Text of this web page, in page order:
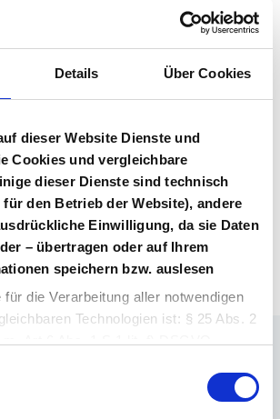
Details Über Cookies
dieser Website Dienste und
Cookies und vergleichbare
dieser Dienste sind technisch
den Betrieb der Website), andere
Einwilligung, da sie Daten
– übertragen oder auf Ihrem
speichern bzw. auslesen
für die Verarbeitung aller notwendigen
Technologien ist: § 25 Abs. 2
die Verarbeitung aller weiteren
gelistet ist.
Sie haben noch kein
Dann können Sie sich hier
Konto erstellen